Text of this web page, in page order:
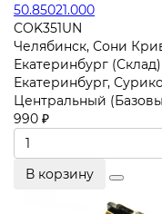
50.85021.000
COK351UN
Челябинск, Сони
Екатеринбург (Склад)
Екатеринбург,
Центральный
990 ₽
В корзину